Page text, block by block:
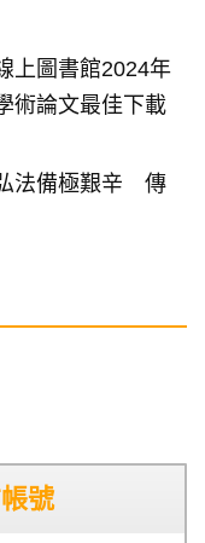
上圖書館2024年
術論文最佳下載
法備極艱辛 傳
號